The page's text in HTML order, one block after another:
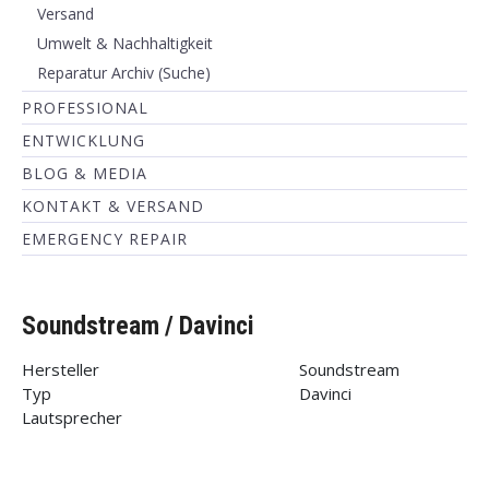
Versand
Umwelt & Nachhaltigkeit
Reparatur Archiv (Suche)
PROFESSIONAL
ENTWICKLUNG
BLOG & MEDIA
KONTAKT & VERSAND
EMERGENCY REPAIR
Soundstream / Davinci
Hersteller
Soundstream
Typ
Davinci
Lautsprecher